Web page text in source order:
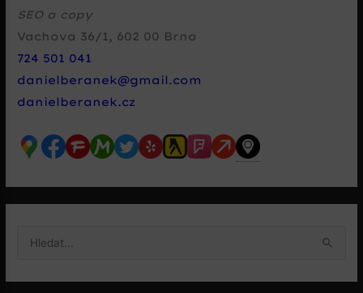
SEO a copy
Vachova 36/1 , 602 00 Brno
724 501 041
danielberanek@gmail.com
danielberanek.cz
h